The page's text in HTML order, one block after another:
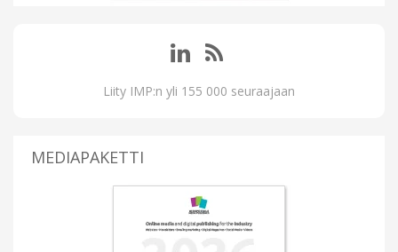
Liity IMP:n yli 155 000 seuraajaan
MEDIAPAKETTI